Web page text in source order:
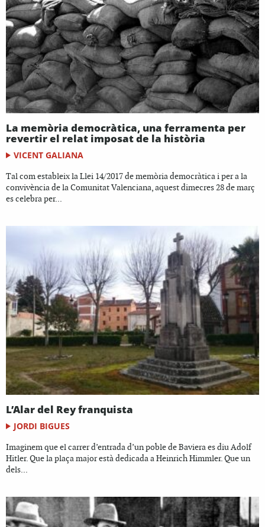
La memòria democràtica, una ferramenta per
revertir el relat imposat de la història
VICENT GALIANA
Tal com estableix la Llei 14/2017 de memòria democràtica i per a la
convivència de la Comunitat Valenciana, aquest dimecres 28 de març
es celebra per...
L’Alar del Rey franquista
JORDI BIGUES
Imaginem que el carrer d’entrada d’un poble de Baviera es diu Adolf
Hitler. Que la plaça major està dedicada a Heinrich Himmler. Que un
dels...